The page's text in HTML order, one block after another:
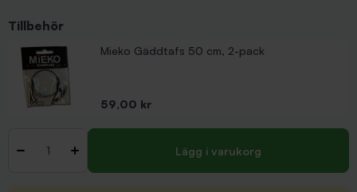
Tillbehör
Mieko Gäddtafs 50 cm, 2-pack
Pris
59,00 kr
- + Lägg i varukorg